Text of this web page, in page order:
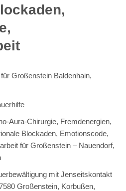
Großenstein Baldenhain,
Aura-Chirurgie, Fremdenergien,
Blockaden, Emotionscode,
für Großenstein – Nauendorf,
mit Jenseitskontakt
Großenstein, Korbußen,